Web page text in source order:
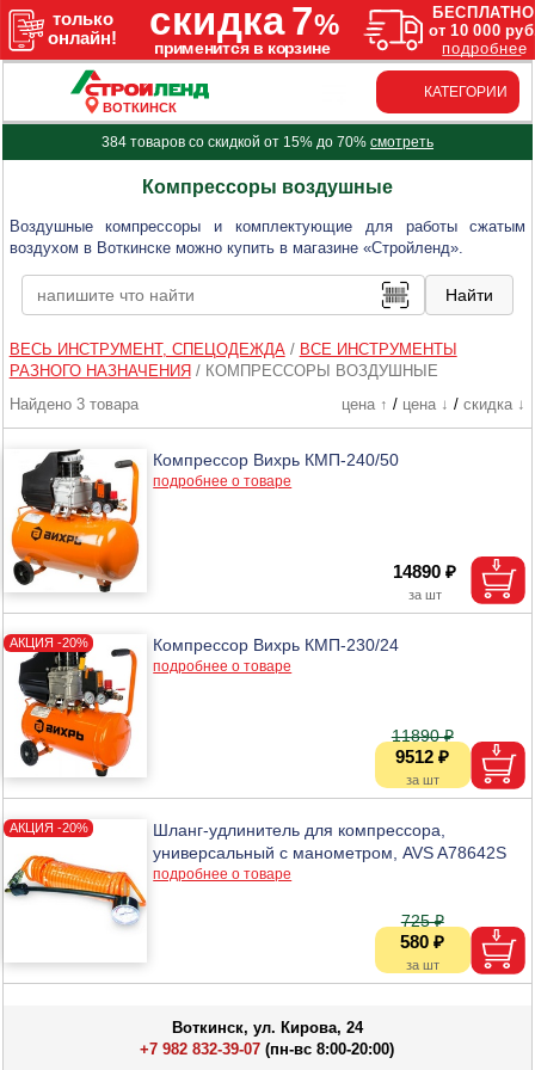
ВОТКИНСК
КАТЕГОРИИ
384 товаров со скидкой от 15% до 70% смотреть
Компрессоры воздушные
Воздушные компрессоры и комплектующие для работы сжатым
воздухом в Воткинске можно купить в магазине «Стройленд».
ВЕСЬ ИНСТРУМЕНТ, СПЕЦОДЕЖДА/ ВСЕ ИНСТРУМЕНТЫ
РАЗНОГО НАЗНАЧЕНИЯ / КОМПРЕССОРЫ ВОЗДУШНЫЕ
Найдено 3 товара
цена ↑ / цена ↓ / скидка ↓
Компрессор Вихрь КМП-240/50
подробнее о товаре
14890 ₽
Компрессор Вихрь КМП-230/24
подробнее о товаре
9512 ₽
11890 ₽
Шланг-удлинитель для компрессора,
универсальный с манометром, AVS A78642S
подробнее о товаре
580 ₽
725 ₽
Воткинск, ул. Кирова, 24
+7 982 832-39-07 (пн-вс 8:00-20:00)